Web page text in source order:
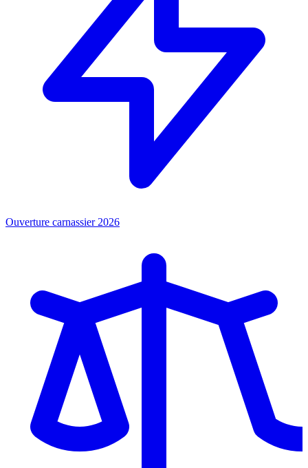
Ouverture carnassier 2026